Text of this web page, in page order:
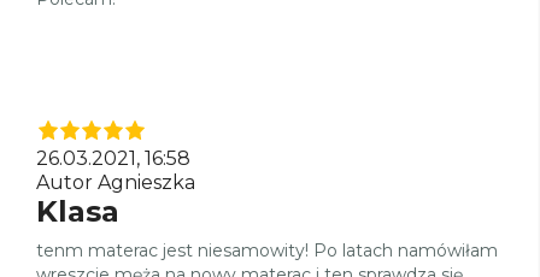
26.03.2021, 16:58
Autor Agnieszka
Klasa
tenm materac jest niesamowity! Po latach namówiłam